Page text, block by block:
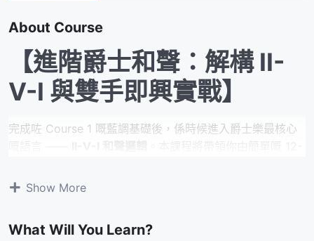
About Course
【進階爵士和聲：解構 II-
V-I 與雙手即興實戰】
完成咗 Course 1 嘅藍調基礎後，係時候進入爵士樂最核心
“Straight No Chaser”
你每週提交嘅錄音，確保你嘅 Voice Leading 同雙手協調完
Show More
What Will You Learn?